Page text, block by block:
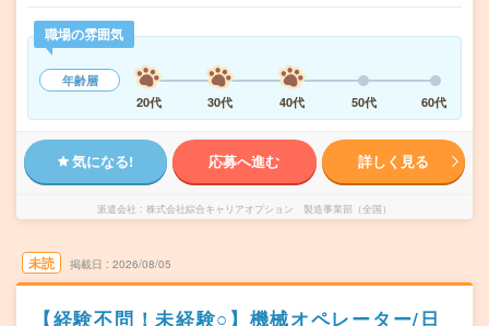
職場の雰囲気
年齢層
20代
30代 40代 50代 60代
気になる! 応募へ進む 詳しく見る
派遣会社 株式会社綜合キャリアオプション 製造事業部（全国）
未読 掲載日 2026/08/05
【経験不問！未経験○】機械オペレーター/日